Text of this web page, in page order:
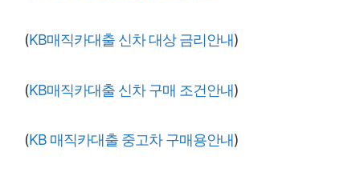
(KB매직카대출 신차 대상 금리안내)
(KB매직카대출 신차 구매 조건안내)
(KB 매직카대출 중고차 구매용안내)